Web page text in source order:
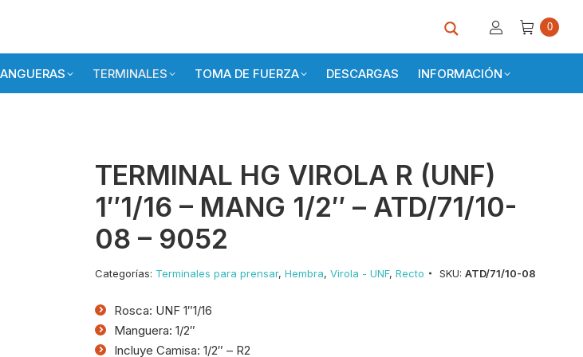
0
TERMINALES TOMA DE FUERZA DESCARGAS INFORMACIÓN
TERMINAL HG VIROLA R (UNF)
1″1/16 – MANG 1/2″ – ATD/71/10-
08 – 9052
Categorías: Terminales para prensar, Hembra, Virola - UNF, Recto SKU: ATD/71/10-08
Rosca: UNF 1″1/16
Manguera: 1/2″
Incluye Camisa: 1/2″ – R2